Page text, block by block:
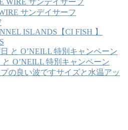
サンデイサーフ
【CI FISH 】
O’NEILL 特別キャンペーン
サイズと水温アッ